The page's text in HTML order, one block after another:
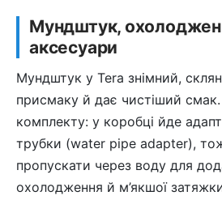
Мундштук,
аксесуари
Мундштук у Tera знімний,
присмаку й дає чистіший
комплекту: у коробці йде
трубки (water pipe adapter),
пропускати через воду для
охолодження й м’якшої